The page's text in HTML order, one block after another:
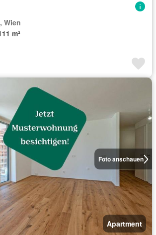
Wien
m²
Foto anschauen
Apartment